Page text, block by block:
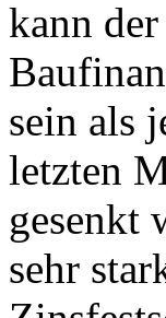
kann
sein als
letzten
gesenkt
sehr